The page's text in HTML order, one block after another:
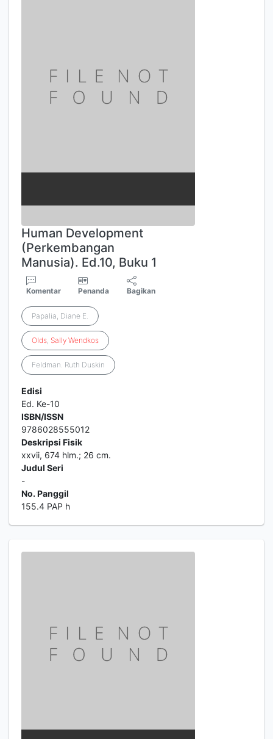
Human Development
(Perkembangan
Manusia). Ed.10, Buku 1
Komentar Penanda Bagikan
Papalia, Diane E.
Olds, Sally Wendkos
Feldman. Ruth Duskin
Edisi
Ed. Ke-10
ISBN/ISSN
9786028555012
Deskripsi Fisik
xxvii, 674 hlm.; 26 cm.
Judul Seri
-
No. Panggil
155.4 PAP h